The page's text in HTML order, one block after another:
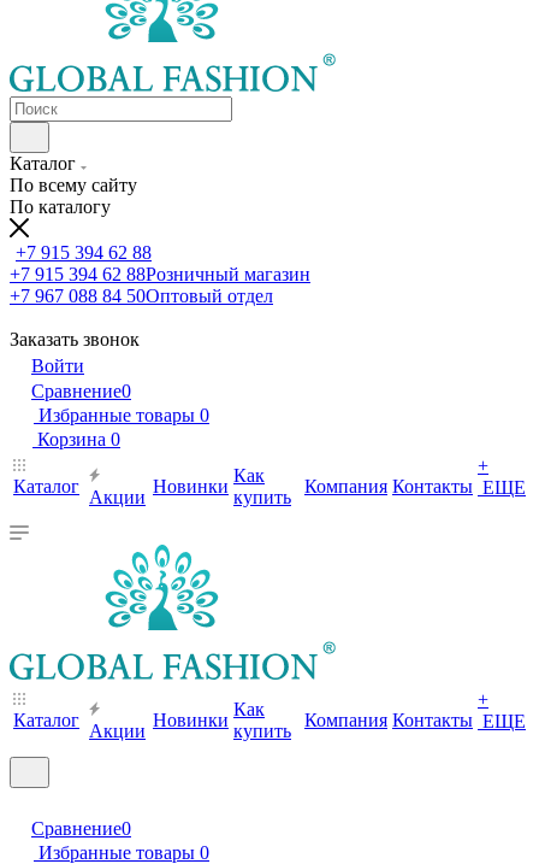
Каталог
По всему сайту
По каталогу
+7 915 394 62 88
+7 915 394 62 88Розничный магазин
+7 967 088 84 50Оптовый отдел
Заказать звонок
Войти
Сравнение0
Избранные товары 0
Корзина 0
Каталог
Акции
Новинки
Как
купить
Компания Контакты
+
ЕЩЕ
Каталог
Акции
Новинки
Как
купить
Компания Контакты
+
ЕЩЕ
Сравнение0
Избранные товары 0